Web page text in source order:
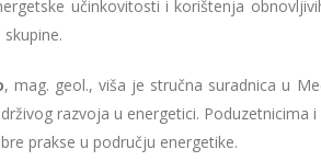
učinkovitosti i korištenja
, mag. geol., viša je stručna suradnica u
razvoja u energetici. Poduzetnicima
prakse u području energetike.